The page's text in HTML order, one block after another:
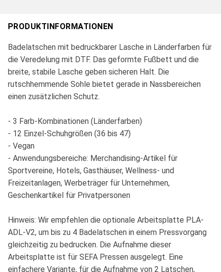
PRODUKTINFORMATIONEN
Badelatschen mit bedruckbarer Lasche in Länderfarben für
die Veredelung mit DTF. Das geformte Fußbett und die
breite, stabile Lasche geben sicheren Halt. Die
rutschhemmende Sohle bietet gerade in Nassbereichen
einen zusätzlichen Schutz.
- 3 Farb-Kombinationen (Länderfarben)
- 12 Einzel-Schuhgrößen (36 bis 47)
- Vegan
- Anwendungsbereiche: Merchandising-Artikel für
Sportvereine, Hotels, Gasthäuser, Wellness- und
Freizeitanlagen, Werbeträger für Unternehmen,
Geschenkartikel für Privatpersonen
Hinweis: Wir empfehlen die optionale Arbeitsplatte PLA-
ADL-V2, um bis zu 4 Badelatschen in einem Pressvorgang
gleichzeitig zu bedrucken. Die Aufnahme dieser
Arbeitsplatte ist für SEFA Pressen ausgelegt. Eine
einfachere Variante, für die Aufnahme von 2 Latschen,